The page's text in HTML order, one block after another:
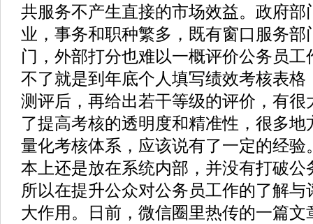
共服务不产生直接的市场效益。政府
业，事务和职种繁多，既有窗口服务
门，外部打分也难以一概评价公务员
不了就是到年底个人填写绩效考核表
测评后，再给出若干等级的评价，有
了提高考核的透明度和精准性，很多
量化考核体系，应该说有了一定的经
本上还是放在系统内部，并没有打破
所以在提升公众对公务员工作的了解
大作用。日前，微信圈里热传的一篇